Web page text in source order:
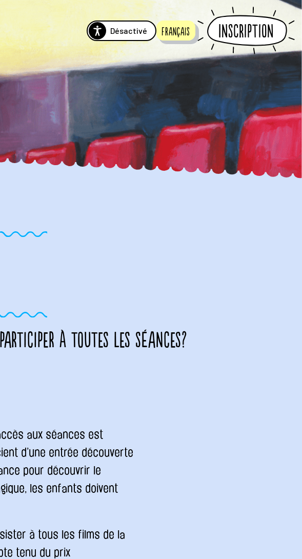
Désactivé Français Inscription
à toutes les séances?
aux séances est
d’une entrée découverte
pour découvrir le
les enfants doivent
à tous les films de la
tenu du prix